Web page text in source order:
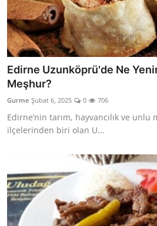
Edirne Uzunköprü'de Ne
Meşhur?
Gurme Şubat 6, 2025 0 706
Edirne’nin tarım, hayvancılık ve
ilçelerinden biri olan U...